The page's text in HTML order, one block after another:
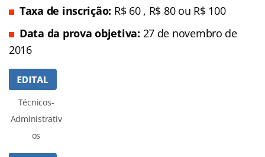
Taxa de inscrição: R$ 60 , R$ 80 ou R$ 100
Data da prova objetiva: 27 de novembro de
2016
Técnicos-
Administrativ
os